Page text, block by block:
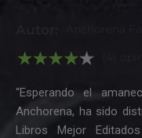
“Esperando el
Anchorena, ha sido
Libros Mejor